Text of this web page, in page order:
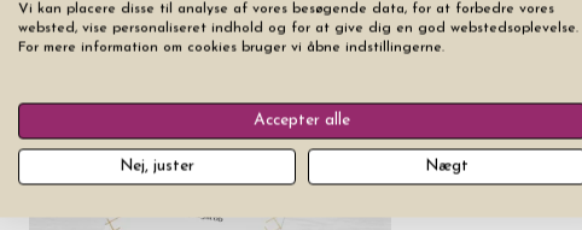
Vi kan placere disse til analyse af vores besøgende data, for at forbedre vores
websted, vise personaliseret indhold og for at give dig en god webstedsoplevelse.
For mere information om cookies bruger vi åbne indstillingerne.
Accepter alle
Nej, juster Nægt